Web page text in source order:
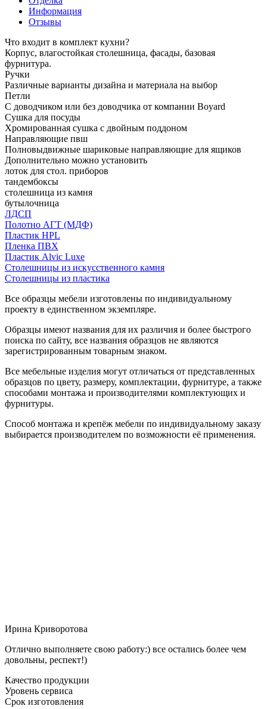
Информация
Отзывы
Что входит в комплект кухни?
Корпус, влагостойкая столешница, фасады, базовая
фурнитура.
Ручки
Различные варианты дизайна и материала на выбор
Петли
С доводчиком или без доводчика от компании Boyard
Сушка для посуды
Хромированная сушка с двойным поддоном
Направляющие пвш
Полновыдвижные шариковые направляющие для ящиков
Дополнительно можно установить
лоток для стол. приборов
тандембоксы
столешница из камня
бутылочница
ЛДСП
Полотно АГТ (МДФ)
Пластик HPL
Пленка ПВХ
Пластик Alvic Luxe
Столешницы из искусственного камня
Столешницы из пластика
Все образцы мебели изготовлены по индивидуальному
проекту в единственном экземпляре.
Образцы имеют названия для их различия и более быстрого
поиска по сайту, все названия образцов не являются
зарегистрированным товарным знаком.
Все мебельные изделия могут отличаться от представленных
образцов по цвету, размеру, комплектации, фурнитуре, а также
способами монтажа и производителями комплектующих и
фурнитуры.
Способ монтажа и крепёж мебели по индивидуальному заказу
выбирается производителем по возможности её применения.
Ирина Криворотова
Отлично выполняете свою работу:) все остались более чем
довольны, респект!)
Качество продукции
Уровень сервиса
Срок изготовления